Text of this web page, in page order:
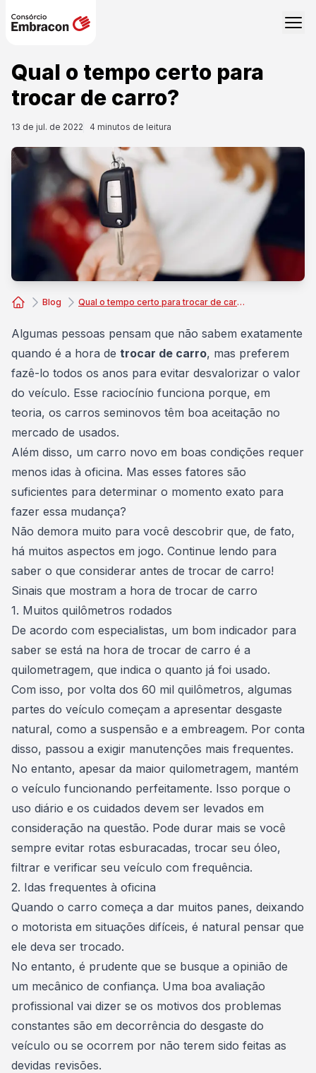
Qual o tempo certo para
trocar de carro?
13 de jul. de 2022 4 minutos de leitura
Blog Qual o tempo certo para trocar de carro?
Algumas pessoas pensam que não sabem exatamente
quando é a hora de trocar de carro, mas preferem
fazê-lo todos os anos para evitar desvalorizar o valor
do veículo. Esse raciocínio funciona porque, em
teoria, os carros seminovos ​​têm boa aceitação no
mercado de usados.
Além disso, um carro novo em boas condições requer
menos idas à oficina. Mas esses fatores são
suficientes para determinar o momento exato para
fazer essa mudança?
Não demora muito para você descobrir que, de fato,
há muitos aspectos em jogo. Continue lendo para
saber o que considerar antes de trocar de carro!
Sinais que mostram a hora de trocar de carro
1. Muitos quilômetros rodados
De acordo com especialistas, um bom indicador para
saber se está na hora de trocar de carro é a
quilometragem, que indica o quanto já foi usado.
Com isso, por volta dos 60 mil quilômetros, algumas
partes do veículo começam a apresentar desgaste
natural, como a suspensão e a embreagem. Por conta
disso, passou a exigir manutenções mais frequentes.
No entanto, apesar da maior quilometragem, mantém
o veículo funcionando perfeitamente. Isso porque o
uso diário e os cuidados devem ser levados em
consideração na questão. Pode durar mais se você
sempre evitar rotas esburacadas, trocar seu óleo,
filtrar e verificar seu veículo com frequência.
2. Idas frequentes à oficina
Quando o carro começa a dar muitos panes, deixando
o motorista em situações difíceis, é natural pensar que
ele deva ser trocado.
No entanto, é prudente que se busque a opinião de
um mecânico de confiança. Uma boa avaliação
profissional vai dizer se os motivos dos problemas
constantes são em decorrência do desgaste do
veículo ou se ocorrem por não terem sido feitas as
devidas revisões.